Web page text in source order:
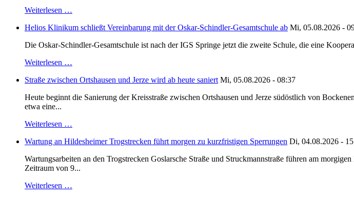
Weiterlesen …
Helios Klinikum schließt Vereinbarung mit der Oskar-Schindler-Gesamtschule ab Mi, 05.08.2026 -
Die Oskar-Schindler-Gesamtschule ist nach der IGS Springe jetzt die zweite Schule, die eine
Weiterlesen …
Straße zwischen Ortshausen und Jerze wird ab heute saniert Mi, 05.08.2026 - 08:37
Heute beginnt die Sanierung der Kreisstraße zwischen Ortshausen und Jerze südöstlich von
etwa eine...
Weiterlesen …
Wartung an Hildesheimer Trogstrecken führt morgen zu kurzfristigen Sperrungen Di, 04.08.2026 -
Wartungsarbeiten an den Trogstrecken Goslarsche Straße und Struckmannstraße führen am
Zeitraum von 9...
Weiterlesen …